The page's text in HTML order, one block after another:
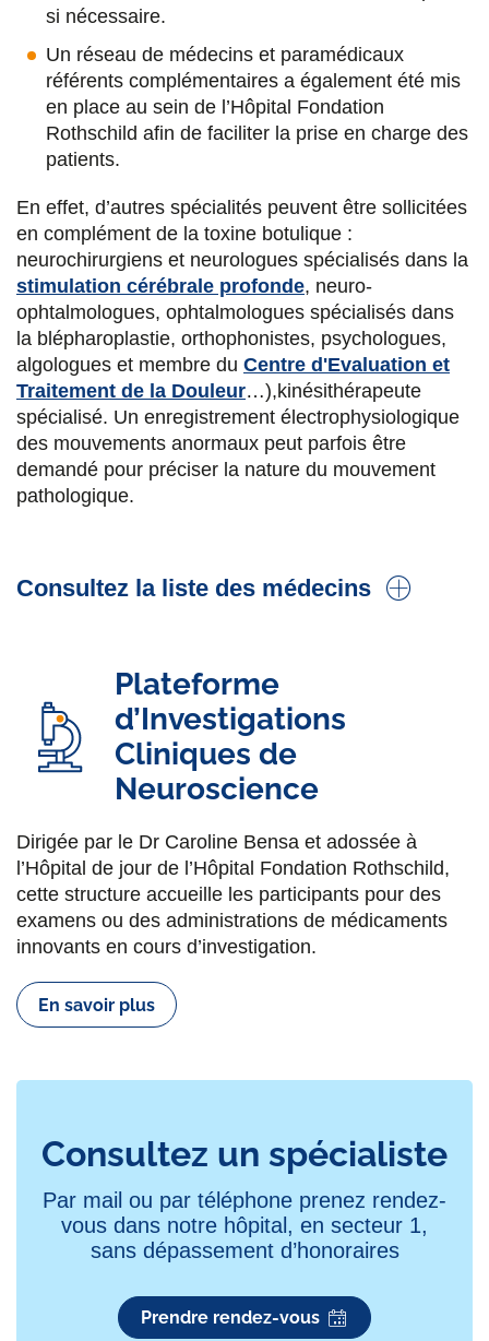
Samuel Glénac
Ergothérapeute
Benjamin Nunes
Arthur Tellier
Kinésithérapeute
Arthur Sauv
Kinésithérapeute
Olivia Bonnefoy
Kinésithérapeute
Abderazak Djeddi
Kinésithérapeute
Lena Lingemann
Kinésithérapeute
Estelle Baudrat
Kinésithérapeute
Mona Boussif
Kinésithérapeute :
Kinésithérapeute
si nécessaire.
Un réseau de médecins et paramédicaux
référents complémentaires a également été mis
en place au sein de l’Hôpital Fondation
Rothschild afin de faciliter la prise en charge des
patients.
En effet, d’autres spécialités peuvent être sollicitées
en complément de la toxine botulique :
neurochirurgiens et neurologues spécialisés dans la
stimulation cérébrale profonde, neuro-
ophtalmologues, ophtalmologues spécialisés dans
la blépharoplastie, orthophonistes, psychologues,
algologues et membre du Centre d'Evaluation et
Traitement de la Douleur…),kinésithérapeute
spécialisé. Un enregistrement électrophysiologique
des mouvements anormaux peut parfois être
demandé pour préciser la nature du mouvement
pathologique.
Consultez la liste des médecins
Praticien Titulaire en Médecine Physique et de
Réadaptation
Jean-Pierre Bleton
PhD, kinésithérapeute,Neurochirurgie
pédiatrique
CRMR Maladies neurogénétiques
et mouvements anormaux, unité Parkinson et
mouvements anormaux, Service de Recherche
Clinique
Neurologue, praticien titulaire.
mouvements anormaux
Dr Gayane Meliksetyan
toxine
Dr Mickael Alexandre Obadia
Neurologue, assistant.Parkinson, migraine,
maladie de Wilson, enregistrement des
Plateforme
d’Investigations
Cliniques de
Neuroscience
Dirigée par le Dr Caroline Bensa et adossée à
l’Hôpital de jour de l’Hôpital Fondation Rothschild,
cette structure accueille les participants pour des
examens ou des administrations de médicaments
innovants en cours d’investigation.
En savoir plus
Consultez un spécialiste
Par mail ou par téléphone prenez rendez-
vous dans notre hôpital, en secteur 1,
sans dépassement d’honoraires
Prendre rendez-vous